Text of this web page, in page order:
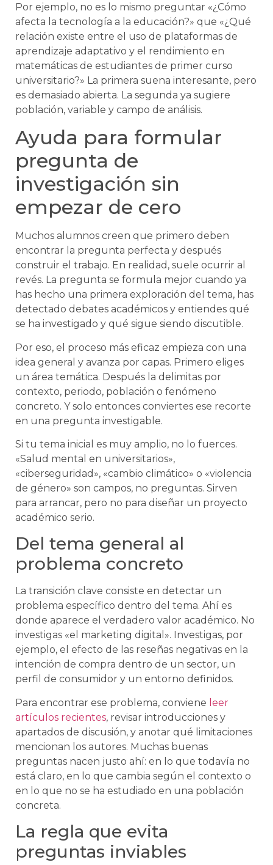
Por ejemplo, no es lo mismo preguntar «¿Cómo
afecta la tecnología a la educación?» que «¿Qué
relación existe entre el uso de plataformas de
aprendizaje adaptativo y el rendimiento en
matemáticas de estudiantes de primer curso
universitario?» La primera suena interesante, pero
es demasiado abierta. La segunda ya sugiere
población, variable y campo de análisis.
Ayuda para formular
pregunta de
investigación sin
empezar de cero
Muchos alumnos creen que primero deben
encontrar la pregunta perfecta y después
construir el trabajo. En realidad, suele ocurrir al
revés. La pregunta se formula mejor cuando ya
has hecho una primera exploración del tema, has
detectado debates académicos y entiendes qué
se ha investigado y qué sigue siendo discutible.
Por eso, el proceso más eficaz empieza con una
idea general y avanza por capas. Primero eliges
un área temática. Después la delimitas por
contexto, periodo, población o fenómeno
concreto. Y solo entonces conviertes ese recorte
en una pregunta investigable.
Si tu tema inicial es muy amplio, no lo fuerces.
«Salud mental en universitarios»,
«ciberseguridad», «cambio climático» o «violencia
de género» son campos, no preguntas. Sirven
para arrancar, pero no para diseñar un proyecto
académico serio.
Del tema general al
problema concreto
La transición clave consiste en detectar un
problema específico dentro del tema. Ahí es
donde aparece el verdadero valor académico. No
investigas «el marketing digital». Investigas, por
ejemplo, el efecto de las reseñas negativas en la
intención de compra dentro de un sector, un
perfil de consumidor y un entorno definidos.
Para encontrar ese problema, conviene leer
artículos recientes, revisar introducciones y
apartados de discusión, y anotar qué limitaciones
mencionan los autores. Muchas buenas
preguntas nacen justo ahí: en lo que todavía no
está claro, en lo que cambia según el contexto o
en lo que no se ha estudiado en una población
concreta.
La regla que evita
preguntas inviables